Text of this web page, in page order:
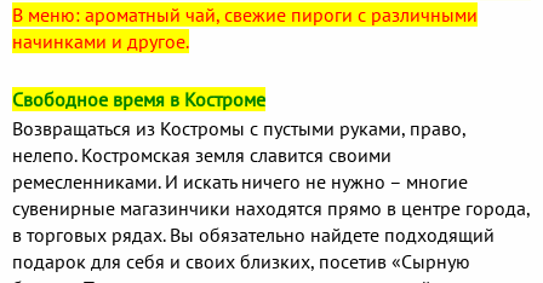
В меню: ароматный чай, свежие пироги с различными
начинками и другое.
Свободное время в Костроме
Возвращаться из Костромы с пустыми руками, право,
нелепо. Костромская земля славится своими
ремесленниками. И искать ничего не нужно – многие
сувенирные магазинчики находятся прямо в центре города,
в торговых рядах. Вы обязательно найдете подходящий
подарок для себя и своих близких, посетив «Сырную